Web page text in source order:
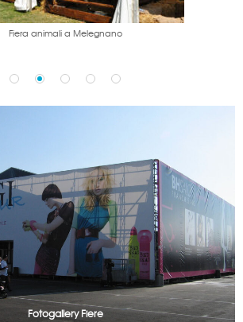
Fiera animali a Melegnano
Fotogallery Fiere